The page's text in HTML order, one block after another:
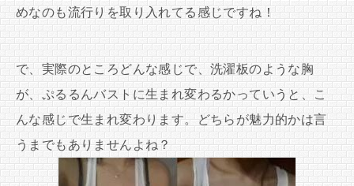
めなのも流行りを取り入れてる感じですね！
で、実際のところどんな感じで、洗濯板のような胸
が、ぷるるんバストに生まれ変わるかっていうと、こ
んな感じで生まれ変わります。どちらが魅力的かは言
うまでもありませんよね？